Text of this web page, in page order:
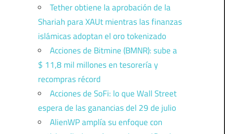
Tether obtiene la aprobación de la
Shariah para XAUt mientras las finanzas
islámicas adoptan el oro tokenizado
Acciones de Bitmine (BMNR): sube a
$ 11,8 mil millones en tesorería y
recompras récord
Acciones de SoFi: lo que Wall Street
espera de las ganancias del 29 de julio
AlienWP amplía su enfoque con